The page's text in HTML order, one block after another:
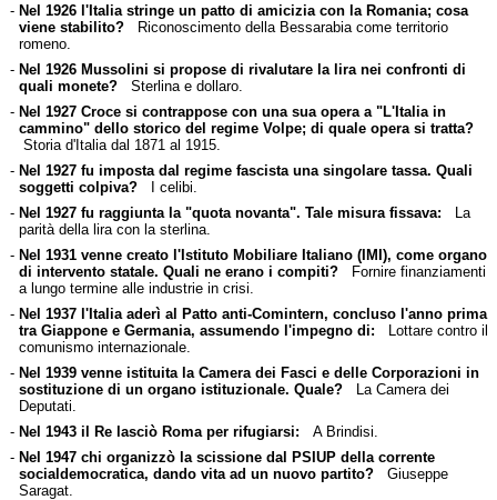
- Nel 1926 l'Italia stringe un patto di amicizia con la Romania; cosa
viene stabilito?Riconoscimento della Bessarabia come territorio
romeno.
- Nel 1926 Mussolini si propose di rivalutare la lira nei confronti di
quali monete?Sterlina e dollaro.
- Nel 1927 Croce si contrappose con una sua opera a "L'Italia in
cammino" dello storico del regime Volpe; di quale opera si tratta?
Storia d'Italia dal 1871 al 1915.
- Nel 1927 fu imposta dal regime fascista una singolare tassa. Quali
soggetti colpiva?I celibi.
- Nel 1927 fu raggiunta la "quota novanta". Tale misura fissava: La
parità della lira con la sterlina.
- Nel 1931 venne creato l'Istituto Mobiliare Italiano (IMI), come organo
di intervento statale. Quali ne erano i compiti?Fornire finanziamenti
a lungo termine alle industrie in crisi.
- Nel 1937 l'Italia aderì al Patto anti-Comintern, concluso l'anno prima
tra Giappone e Germania, assumendo l'impegno di: Lottare contro il
comunismo internazionale.
- Nel 1939 venne istituita la Camera dei Fasci e delle Corporazioni in
sostituzione di un organo istituzionale. Quale?La Camera dei
Deputati.
- Nel 1943 il Re lasciò Roma per rifugiarsi: A Brindisi.
- Nel 1947 chi organizzò la scissione dal PSIUP della corrente
socialdemocratica, dando vita ad un nuovo partito?Giuseppe
Saragat.